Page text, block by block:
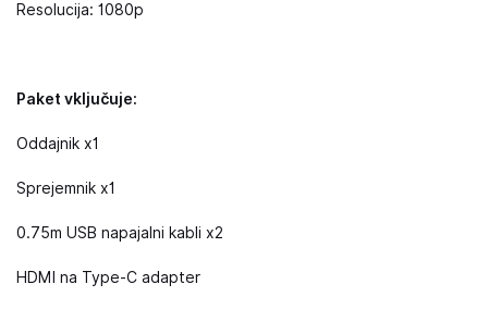
Resolucija: 1080p
Paket vključuje:
Oddajnik x1
Sprejemnik x1
0.75m USB napajalni kabli x2
HDMI na Type-C adapter